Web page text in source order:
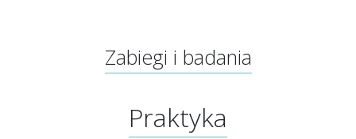
Zabiegi i badania
Praktyka